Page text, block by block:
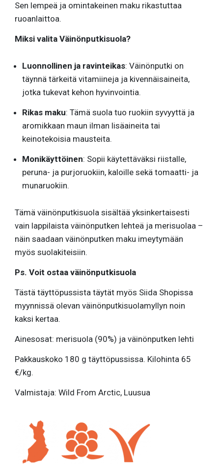
Sen lempeä ja omintakeinen maku rikastuttaa
ruoanlaittoa.
Miksi valita Väinönputkisuola?
Luonnollinen ja ravinteikas: Väinönputki on
täynnä tärkeitä vitamiineja ja kivennäisaineita,
jotka tukevat kehon hyvinvointia.
Rikas maku: Tämä suola tuo ruokiin syvyyttä ja
aromikkaan maun ilman lisäaineita tai
keinotekoisia mausteita.
Monikäyttöinen: Sopii käytettäväksi riistalle,
peruna- ja purjoruokiin, kaloille sekä tomaatti- ja
munaruokiin.
Tämä väinönputkisuola sisältää yksinkertaisesti
vain lappilaista väinönputken lehteä ja merisuolaa –
näin saadaan väinönputken maku imeytymään
myös suolakiteisiin.
Ps. Voit ostaa väinönputkisuola
Tästä täyttöpussista täytät myös Siida Shopissa
myynnissä olevan väinönputkisuolamyllyn noin
kaksi kertaa.
Ainesosat: merisuola (90%) ja väinönputken lehti
Pakkauskoko 180 g täyttöpussissa. Kilohinta 65
€/kg.
Valmistaja: Wild From Arctic, Luusua